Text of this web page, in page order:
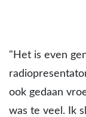
"Het is even
ook gedaan
was te veel. Ik